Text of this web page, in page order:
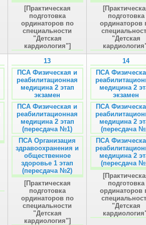
[Практическая
подготовка
ординаторов по
специальности
"Детская
кардиология"]
подготовка
ординаторов
"Детская
13
ПСА Физическая и
реабилитационная
медицина 2 этап
экзамен
ПСА Физическая и
реабилитационная
медицина 2 этап
(пересдача №1)
ПСА Организация
здравоохранения и
общественное
здоровье 1 этап
(пересдача №2)
[Практическая
подготовка
ординаторов по
специальности
"Детская
кардиология"]
14
ПСА
медицина 2
экзамен
ПСА
медицина 2
(пересдача
ПСА
медицина 2
(пересдача
подготовка
ординаторов
"Детская